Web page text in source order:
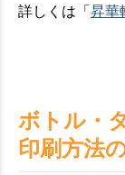
詳しくは「昇華
ボトル・
印刷方法